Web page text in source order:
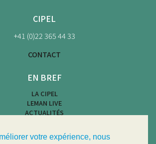
votre expérience, nous
CIPEL
+41 (0)22 365 44 33
CONTACT
EN BREF
LA CIPEL
LEMAN LIVE
ACTUALITÉS
ACTIVITÉS NAUTIQUES
LIMNOTHÈQUE